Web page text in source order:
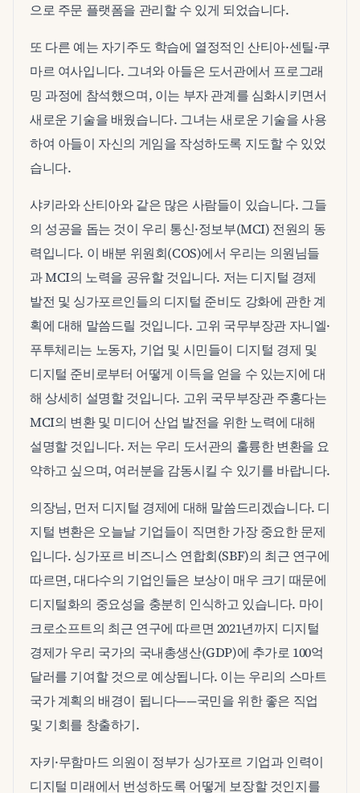
으로 주문 플랫폼을 관리할 수 있게 되었습니다.
또 다른 예는 자기주도 학습에 열정적인 산티아·센틸·쿠
마르 여사입니다. 그녀와 아들은 도서관에서 프로그래
밍 과정에 참석했으며, 이는 부자 관계를 심화시키면서
새로운 기술을 배웠습니다. 그녀는 새로운 기술을 사용
하여 아들이 자신의 게임을 작성하도록 지도할 수 있었
습니다.
샤키라와 산티아와 같은 많은 사람들이 있습니다. 그들
의 성공을 돕는 것이 우리 통신·정보부(MCI) 전원의 동
력입니다. 이 배분 위원회(COS)에서 우리는 의원님들
과 MCI의 노력을 공유할 것입니다. 저는 디지털 경제
발전 및 싱가포르인들의 디지털 준비도 강화에 관한 계
획에 대해 말씀드릴 것입니다. 고위 국무부장관 자니엘·
푸투체리는 노동자, 기업 및 시민들이 디지털 경제 및
디지털 준비로부터 어떻게 이득을 얻을 수 있는지에 대
해 상세히 설명할 것입니다. 고위 국무부장관 주홍다는
MCI의 변환 및 미디어 산업 발전을 위한 노력에 대해
설명할 것입니다. 저는 우리 도서관의 훌륭한 변환을 요
약하고 싶으며, 여러분을 감동시킬 수 있기를 바랍니다.
의장님, 먼저 디지털 경제에 대해 말씀드리겠습니다. 디
지털 변환은 오늘날 기업들이 직면한 가장 중요한 문제
입니다. 싱가포르 비즈니스 연합회(SBF)의 최근 연구에
따르면, 대다수의 기업인들은 보상이 매우 크기 때문에
디지털화의 중요성을 충분히 인식하고 있습니다. 마이
크로소프트의 최근 연구에 따르면 2021년까지 디지털
경제가 우리 국가의 국내총생산(GDP)에 추가로 100억
달러를 기여할 것으로 예상됩니다. 이는 우리의 스마트
국가 계획의 배경이 됩니다——국민을 위한 좋은 직업
및 기회를 창출하기.
자키·무함마드 의원이 정부가 싱가포르 기업과 인력이
디지털 미래에서 번성하도록 어떻게 보장할 것인지를